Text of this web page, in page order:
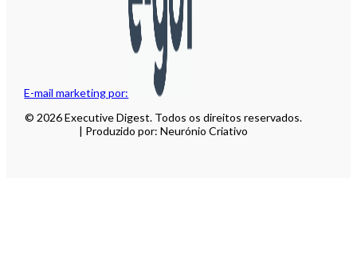
E-mail marketing por:
© 2026 Executive Digest. Todos os direitos reservados.
| Produzido por: Neurónio Criativo